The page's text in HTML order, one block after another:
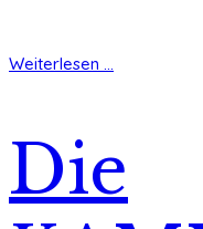
Weiterlesen ...
Die